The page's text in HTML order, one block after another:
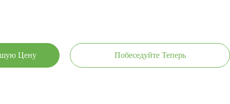
Цену Побеседуйте Теперь